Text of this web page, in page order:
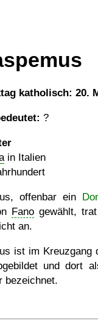
katholisch: 20.
?
in Italien
offenbar ein
Fano gewählt,
an.
ist im Kreuzgang
und dort
bezeichnet.